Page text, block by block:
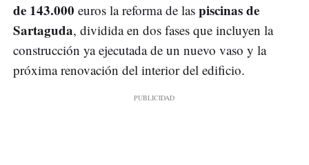
de 143.000 euros la reforma de las piscinas de
Sartaguda, dividida en dos fases que incluyen la
construcción ya ejecutada de un nuevo vaso y la
próxima renovación del interior del edificio.